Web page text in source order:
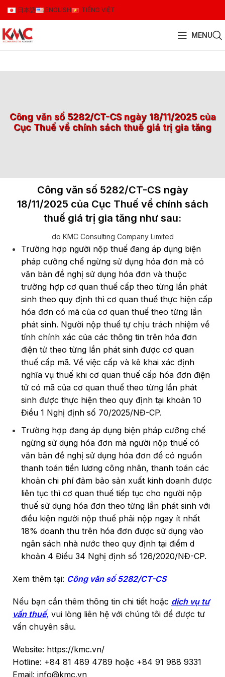
日本語 ENGLISH TIẾNG VIỆT
MENU
Công văn số 5282/CT-CS ngày 18/11/2025 của
Cục Thuế về chính sách thuế giá trị gia tăng
Công văn số 5282/CT-CS ngày
18/11/2025 của Cục Thuế về chính sách
thuế giá trị gia tăng như sau:
do KMC Consulting Company Limited
Trường hợp người nộp thuế đang áp dụng biện
pháp cưỡng chế ngừng sử dụng hóa đơn mà có
văn bản đề nghị sử dụng hóa đơn và thuộc
trường hợp cơ quan thuế cấp theo từng lần phát
sinh theo quy định thì cơ quan thuế thực hiện cấp
hóa đơn có mã của cơ quan thuế theo từng lần
phát sinh. Người nộp thuế tự chịu trách nhiệm về
tính chính xác của các thông tin trên hóa đơn
điện tử theo từng lần phát sinh được cơ quan
thuế cấp mã. Về việc cấp và kê khai xác định
nghĩa vụ thuế khi cơ quan thuế cấp hóa đơn điện
tử có mã của cơ quan thuế theo từng lần phát
sinh được thực hiện theo quy định tại khoản 10
Điều 1 Nghị định số 70/2025/NĐ-CP.
Trường hợp đang áp dụng biện pháp cưỡng chế
ngừng sử dụng hóa đơn mà người nộp thuế có
văn bản đề nghị sử dụng hóa đơn để có nguồn
thanh toán tiền lương công nhân, thanh toán các
khoản chi phí đảm bảo sản xuất kinh doanh được
liên tục thì cơ quan thuế tiếp tục cho người nộp
thuế sử dụng hóa đơn theo từng lần phát sinh với
điều kiện người nộp thuế phải nộp ngay ít nhất
18% doanh thu trên hóa đơn được sử dụng vào
ngân sách nhà nước theo quy định tại điểm d
khoản 4 Điều 34 Nghị định số 126/2020/NĐ-CP.
Xem thêm tại: Công văn số 5282/CT-CS
Nếu bạn cần thêm thông tin chi tiết hoặc dịch vụ tư
vấn thuế, vui lòng liên hệ với chúng tôi để được tư
vấn chuyên sâu.
Website: https://kmc.vn/
Hotline: +84 81 489 4789 hoặc +84 91 988 9331
Email: info@kmc.vn